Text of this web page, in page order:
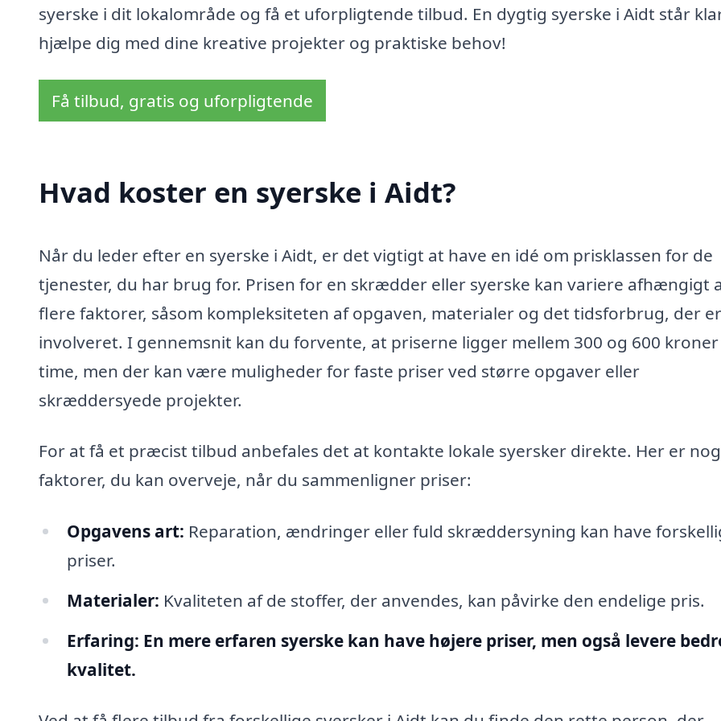
syerske i dit lokalområde og få et uforpligtende tilbud. En dygtig syerske i Aidt står
hjælpe dig med dine kreative projekter og praktiske behov!
Få tilbud, gratis og uforpligtende
Hvad koster en syerske i Aidt?
Når du leder efter en syerske i Aidt, er det vigtigt at have en idé om prisklassen for de
tjenester, du har brug for. Prisen for en skrædder eller syerske kan variere afhængigt
flere faktorer, såsom kompleksiteten af opgaven, materialer og det tidsforbrug, der er
involveret. I gennemsnit kan du forvente, at priserne ligger mellem 300 og 600 kroner
time, men der kan være muligheder for faste priser ved større opgaver eller
skræddersyede projekter.
For at få et præcist tilbud anbefales det at kontakte lokale syersker direkte. Her er
faktorer, du kan overveje, når du sammenligner priser:
Opgavens art: Reparation, ændringer eller fuld skræddersyning kan have
priser.
Materialer: Kvaliteten af de stoffer, der anvendes, kan påvirke den endelige pris.
Erfaring: En mere erfaren syerske kan have højere priser, men også levere
kvalitet.